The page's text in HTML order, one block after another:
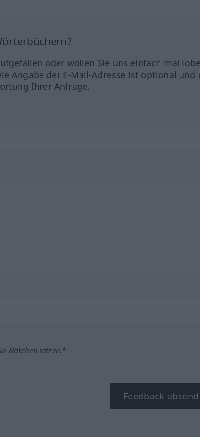
oder wollen Sie uns einfach mal
Angabe der E-Mail-Adresse ist optional und
Ihrer Anfrage.
Häkchen setzen.*
Feedback